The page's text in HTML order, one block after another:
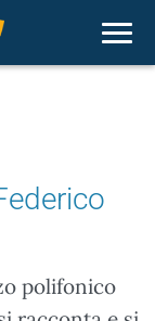
polifonico